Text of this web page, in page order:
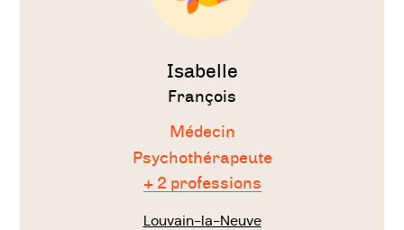
Isabelle
François
Médecin
Psychothérapeute
+ 2 professions
Louvain-la-Neuve